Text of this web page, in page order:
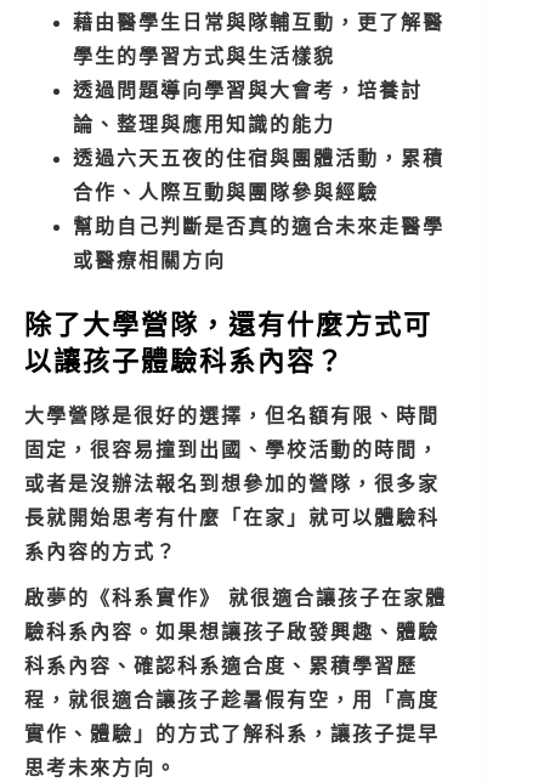
藉由醫學生日常與隊輔互動，更了解醫
學生的學習方式與生活樣貌
透過問題導向學習與大會考，培養討
論、整理與應用知識的能力
透過六天五夜的住宿與團體活動，累積
合作、人際互動與團隊參與經驗
幫助自己判斷是否真的適合未來走醫學
或醫療相關方向
除了大學營隊，還有什麼方式可
以讓孩子體驗科系內容？
大學營隊是很好的選擇，但名額有限、時間
固定，很容易撞到出國、學校活動的時間，
或者是沒辦法報名到想參加的營隊，很多家
長就開始思考有什麼「在家」就可以體驗科
系內容的方式？
啟夢的《科系實作》 就很適合讓孩子在家體
驗科系內容。如果想讓孩子啟發興趣、體驗
科系內容、確認科系適合度、累積學習歷
程，就很適合讓孩子趁暑假有空，用「高度
實作、體驗」的方式了解科系，讓孩子提早
思考未來方向。